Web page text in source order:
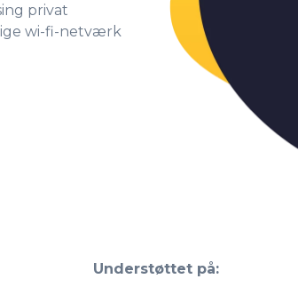
privat
wi-fi-netværk
Understøttet på: